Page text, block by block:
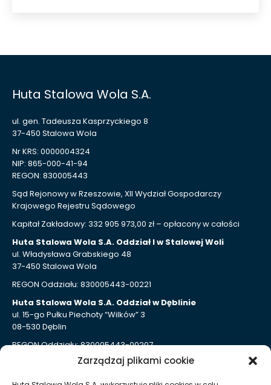
Zarządzaj plikami cookie
Huta Stalowa Wola S.A.
ul. gen. Tadeusza Kasprzyckiego 8
37-450 Stalowa Wola
Nr KRS: 0000004324
NIP: 865-000-41-94
REGON: 830005443
Sąd Rejonowy w Rzeszowie, XII Wydział Gospodarczy
Krajowego Rejestru Sądowego
Kapitał Zakładowy: 332 905 973,00 zł – opłacony w całości
Huta Stalowa Wola S.A. Oddział I w Stalowej Woli
ul. Władysława Grabskiego 48
37-450 Stalowa Wola
REGON Oddziału: 830005443-00221
Huta Stalowa Wola S.A. Oddział w Dęblinie
ul. 15-go Pułku Piechoty “Wilków” 3
08-530 Dęblin
REGON Oddziału: 830005443-00207
Huta Stalowa Wola S.A. Oddział Autosan w Sanoku